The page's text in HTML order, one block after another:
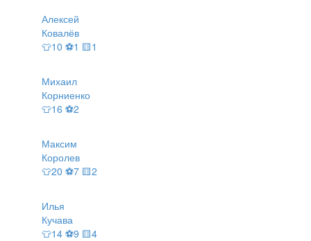
Алексей
Ковалёв
👕10 ⚽1 🟨1
Михаил
Корниенко
👕16 ⚽2
Максим
Королев
👕20 ⚽7 🟨2
Илья
Кучава
👕14 ⚽9 🟨4